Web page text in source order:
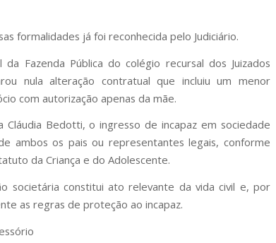
formalidades já foi reconhecida pelo Judiciário.
Fazenda Pública do colégio recursal dos Juizados
nula alteração contratual que incluiu um menor
com autorização apenas da mãe.
Cláudia Bedotti, o ingresso de incapaz em sociedade
ambos os pais ou representantes legais, conforme
da Criança e do Adolescente.
societária constitui ato relevante da vida civil e, por
as regras de proteção ao incapaz.